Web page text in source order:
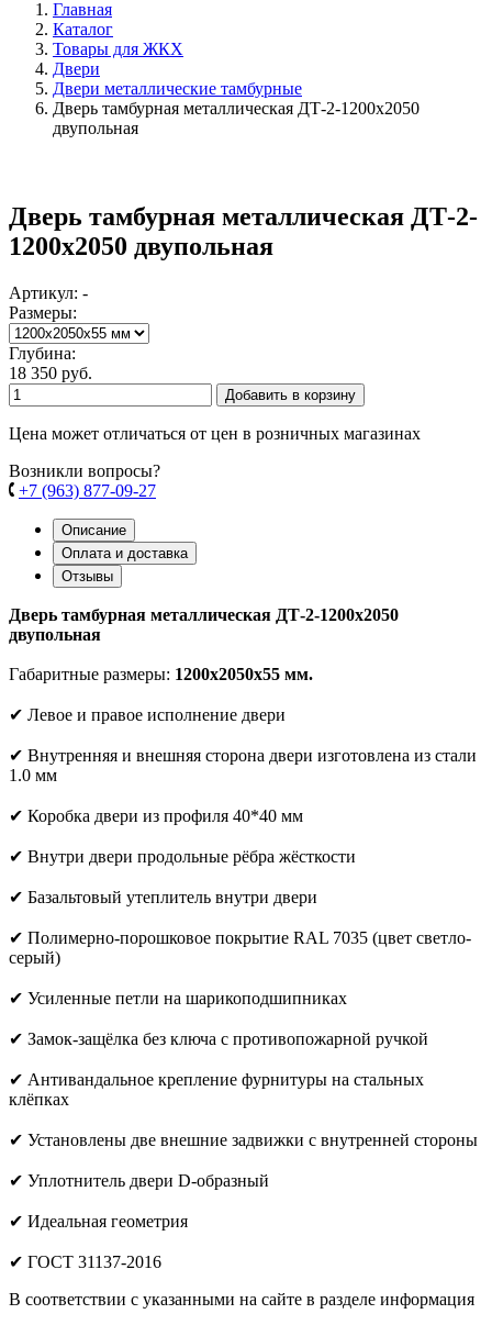
Главная
Каталог
Товары для ЖКХ
Двери
Двери металлические тамбурные
Дверь тамбурная металлическая ДТ-2-1200х2050
двупольная
Дверь тамбурная металлическая ДТ-2-
1200х2050 двупольная
Артикул: -
Размеры:
Глубина:
18 350 руб.
Добавить в корзину
Цена может отличаться от цен в розничных магазинах
Возникли вопросы?
+7 (963) 877-09-27
Описание
Оплата и доставка
Отзывы
Дверь тамбурная металлическая ДТ-2-1200х2050
двупольная
Габаритные размеры: 1200х2050х55 мм.
✔ Левое и правое исполнение двери
✔ Внутренняя и внешняя сторона двери изготовлена из стали
1.0 мм
✔ Коробка двери из профиля 40*40 мм
✔ Внутри двери продольные рёбра жёсткости
✔ Базальтовый утеплитель внутри двери
✔ Полимерно-порошковое покрытие RAL 7035 (цвет светло-
серый)
✔ Усиленные петли на шарикоподшипниках
✔ Замок-защёлка без ключа с противопожарной ручкой
✔ Антивандальное крепление фурнитуры на стальных
клёпках
✔ Установлены две внешние задвижки с внутренней стороны
✔ Уплотнитель двери D-образный
✔ Идеальная геометрия
✔ ГОСТ 31137-2016
В соответствии с указанными на сайте в разделе информация